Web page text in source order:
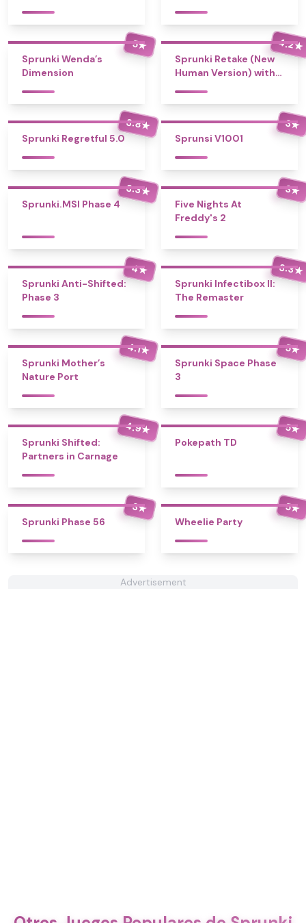
5★
Sprunki Wenda’s
Dimension
4.2★
Sprunki Retake (New
Human Version) with
3.8★
Sprunki Regretful 5.0
3★
Sprunsi V1001
3.3★
Sprunki.MSI Phase 4
3★
Five Nights At
Freddy's 2
4★
Sprunki Anti-Shifted:
Phase 3
3.3★
Sprunki Infectibox II:
The Remaster
4.1★
Sprunki Mother’s
Nature Port
5★
Sprunki Space Phase
3
4.9★
Sprunki Shifted:
Partners in Carnage
5★
Pokepath TD
3★
Sprunki Phase 56
5★
Wheelie Party
Advertisement